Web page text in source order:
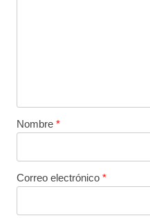
Nombre *
Correo electrónico *